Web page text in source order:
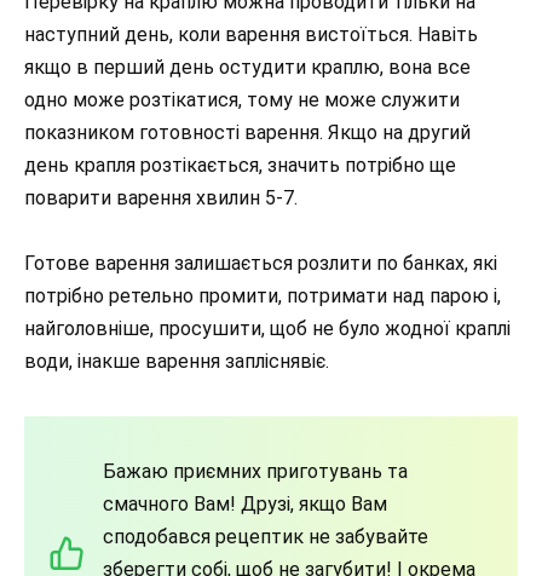
наступний день, коли варення вистоїться. Навіть
якщо в перший день остудити краплю, вона все
одно може розтікатися, тому не може служити
показником готовності варення. Якщо на другий
день крапля розтікається, значить потрібно ще
поварити варення хвилин 5-7.
Готове варення залишається розлити по банках, які
потрібно ретельно промити, потримати над парою і,
найголовніше, просушити, щоб не було жодної краплі
води, інакше варення запліснявіє.
Бажаю приємних приготувань та
смачного Вам! Друзі, якщо Вам
сподобався рецептик не забувайте
зберегти собі, щоб не загубити! І окрема